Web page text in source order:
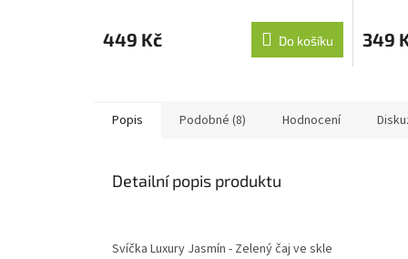
449 Kč Do košíku 349
Popis Podobné (8) Hodnocení
Detailní popis produktu
Svíčka Luxury Jasmín - Zelený čaj ve skle